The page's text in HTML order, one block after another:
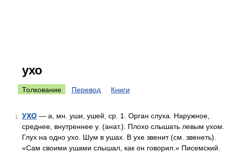
ухо
Толкование Перевод Книги
1 УХО — а, мн. уши, ушей, ср. 1. Орган слуха. Наружное,
среднее, внутреннее у. (анат.). Плохо слышать левым ухом.
Глух на одно ухо. Шум в ушах. В ухе звенит (см. звенеть).
«Сам своими ушами слышал, как он говорил.» Писемский.